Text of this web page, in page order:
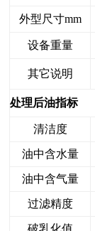
外型尺寸mm
设备重量
其它说明
处理后油指标
清洁度
油中含水量
油中含气量
过滤精度